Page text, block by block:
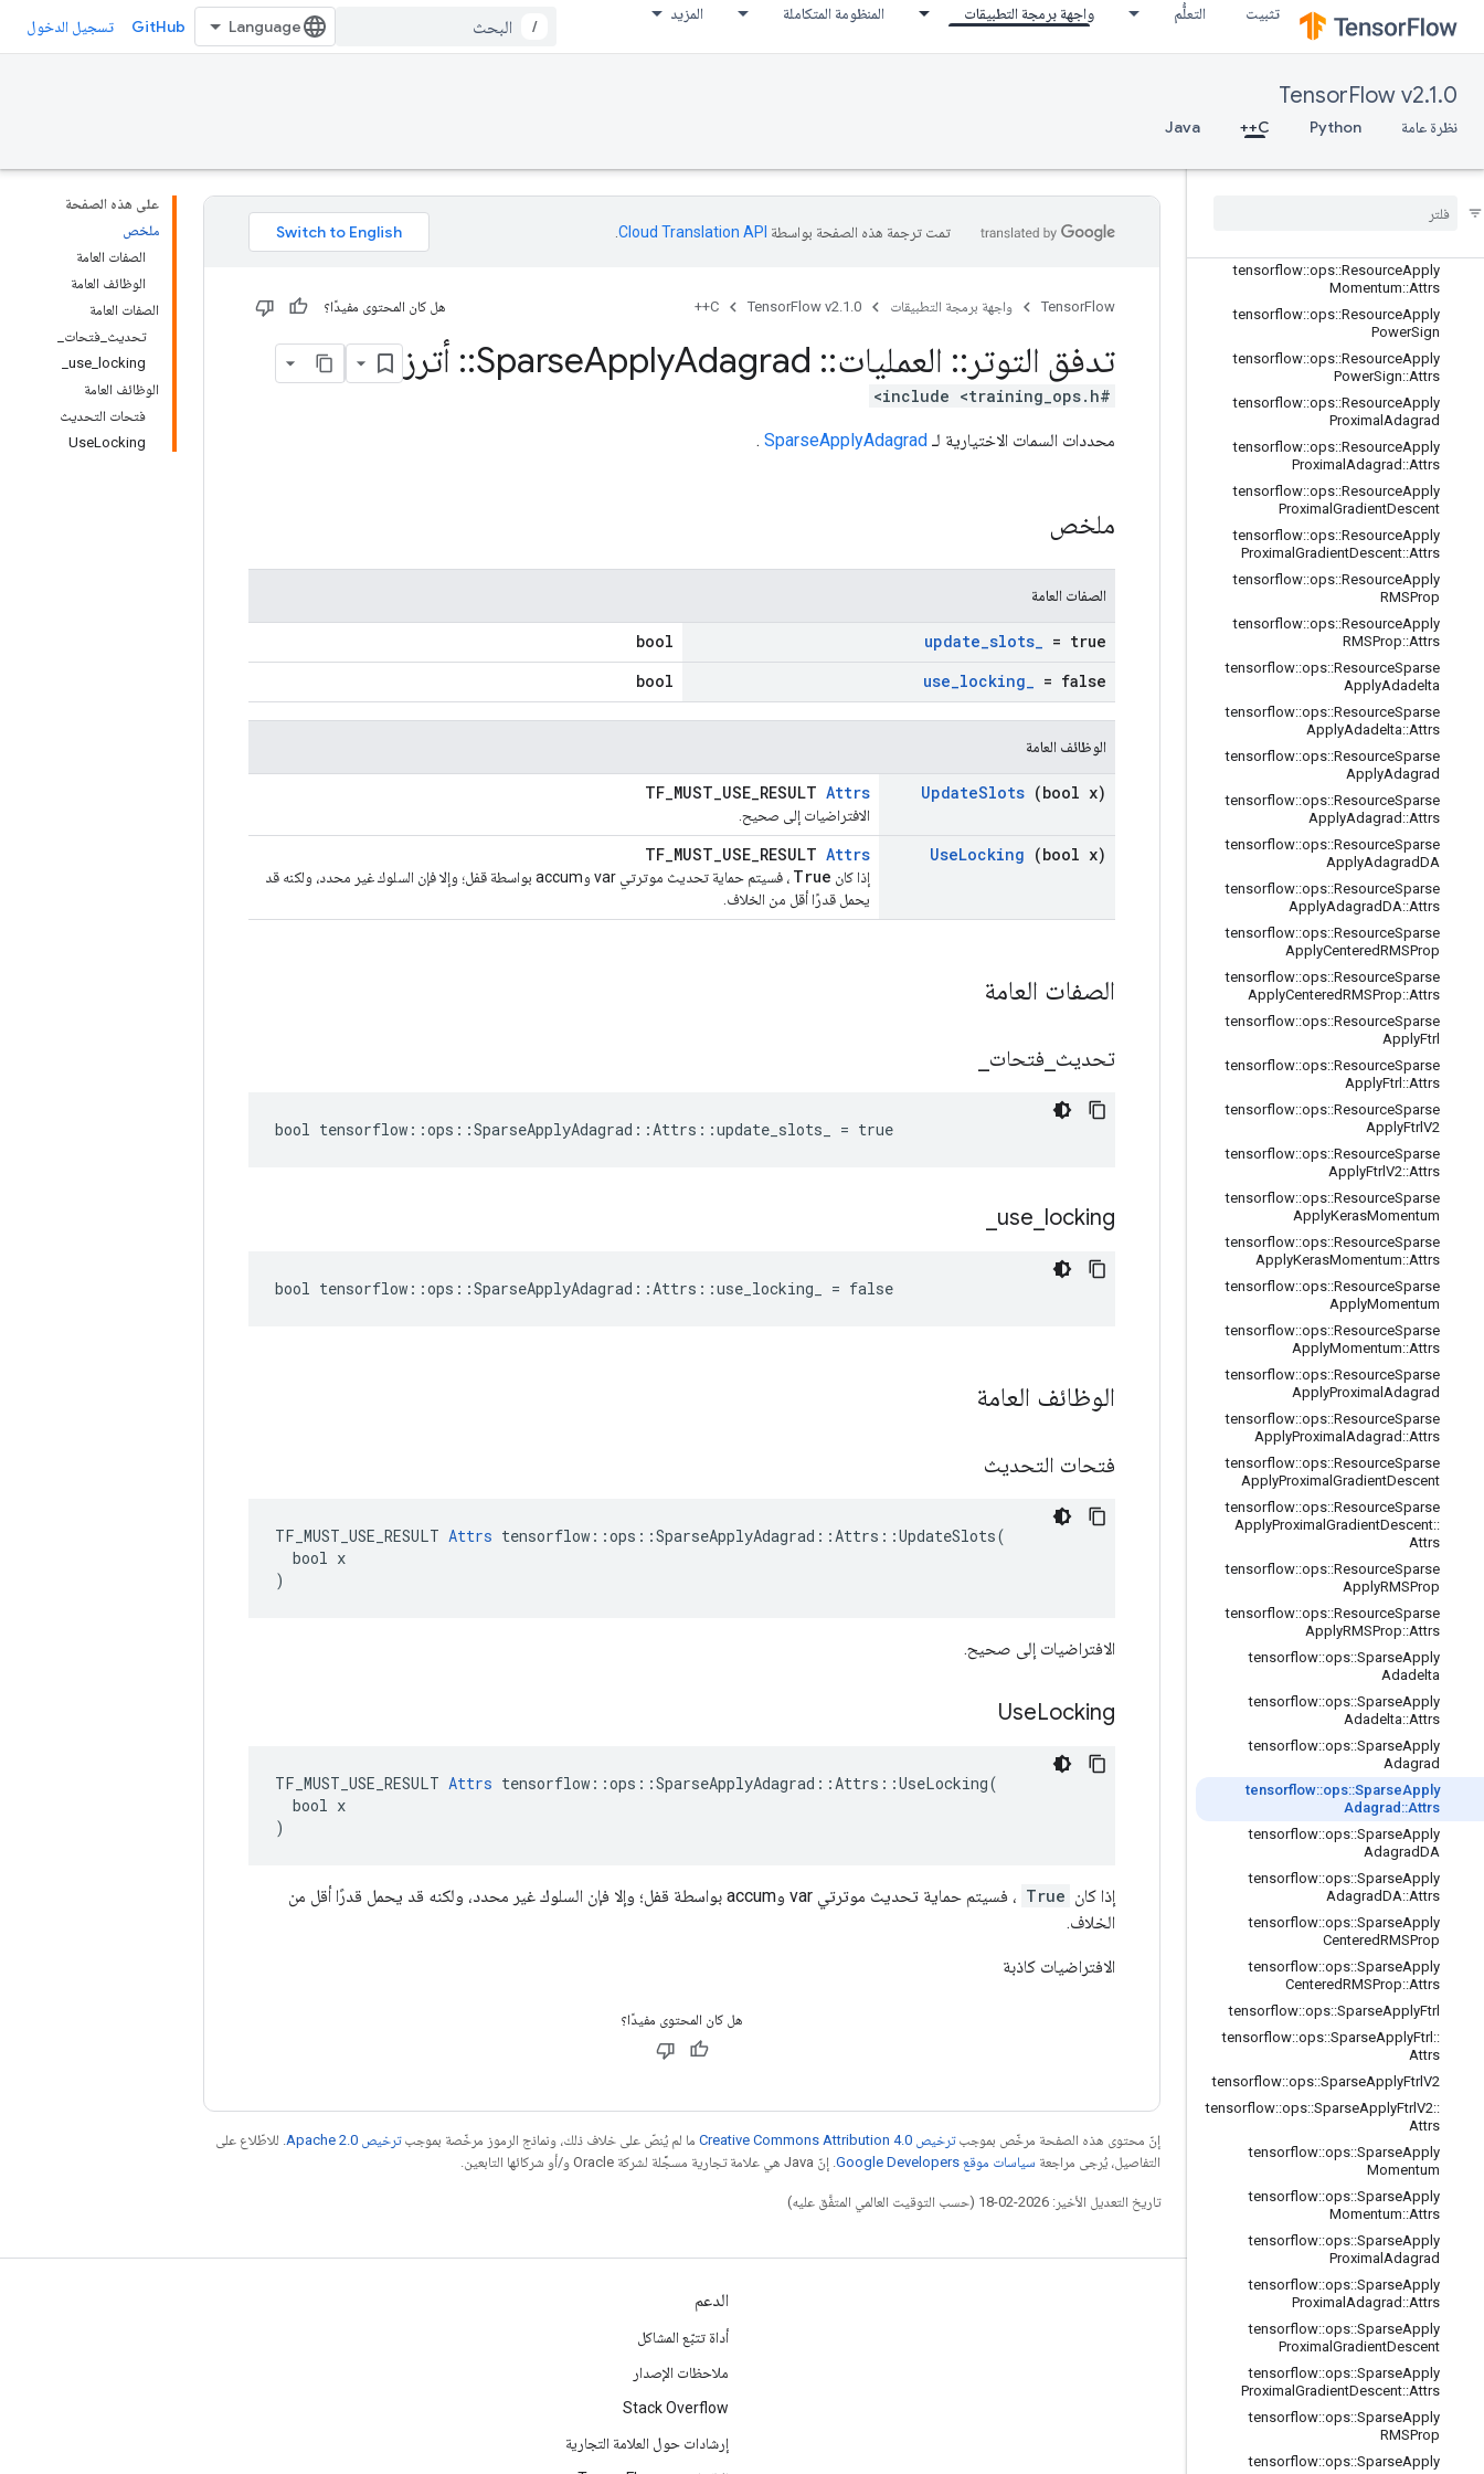
تثبيت التعلُّم واجهة برمجة التطبيقات المنظومة المتكاملة المزيد
/
GitHub تسجيل الدخول
TensorFlow v2.1.0
نظرة عامة Python
C++
Java
2::Attrs
tensorflow::ops::ResourceApplyGra
tensorflow::ops::ResourceApplyGra
tensorflow
ops::Resource Apply
Apply
tensorflow::ops::ResourceApply
Momentum::Attrs
tensorflow::ops::ResourceApply
PowerSign
tensorflow::ops::ResourceApply
PowerSign::Attrs
tensorflow::ops::ResourceApply
Proximal Adagrad
tensorflow::ops::ResourceApply
Proximal Adagrad ::Attrs
tensorflow::ops::ResourceApply
Proximal GradientDescent
tensorflow::ops::ResourceApply
Proximal GradientDescent::Attrs
tensorflow::ops::ResourceApply
RMSProp
tensorflow::ops::ResourceApply
RMSProp::Attrs
tensorflow::ops::ResourceSparse
ApplyAdadelta
tensorflow::ops::ResourceSparse
ApplyAdadelta::Attrs
tensorflow::ops::ResourceSparse
ApplyAdagrad
tensorflow::ops::ResourceSparse
ApplyAdagrad ::Attrs
tensorflow::ops::ResourceSparse
ApplyAdagradDA
tensorflow::ops::ResourceSparse
ApplyAdagradDA::Attrs
tensorflow::ops::ResourceSparse
ApplyCenteredRMSProp
tensorflow::ops::ResourceSparse
ApplyCenteredRMSProp::Attrs
tensorflow::ops::ResourceSparse
ApplyFtrl
tensorflow::ops::ResourceSparse
ApplyFtrl ::Attrs
tensorflow::ops::ResourceSparse
ApplyFtrlV2
tensorflow::ops::ResourceSparse
ApplyFtrlV2::Attrs
tensorflow::ops::ResourceSparse
ApplyKerasMomentum
tensorflow::ops::ResourceSparse
ApplyKerasMomentum::Attrs
tensorflow::ops::ResourceSparse
ApplyMomentum
tensorflow::ops::ResourceSparse
ApplyMomentum::Attrs
tensorflow::ops::ResourceSparse
ApplyProximal Adagrad
tensorflow::ops::ResourceSparse
ApplyProximal Adagrad ::Attrs
tensorflow::ops::ResourceSparse
ApplyProximal GradientDescent
tensorflow::ops::ResourceSparse
ApplyProximal GradientDescent::
Attrs
tensorflow::ops::ResourceSparse
ApplyRMSProp
tensorflow::ops::ResourceSparse
ApplyRMSProp::Attrs
tensorflow::ops::SparseApply
Adadelta
tensorflow::ops::SparseApply
Adadelta::Attrs
tensorflow::ops::SparseApply
Adagrad
tensorflow::ops::SparseApply
Adagrad ::Attrs
tensorflow::ops::SparseApply
AdagradDA
tensorflow::ops::SparseApply
AdagradDA::Attrs
tensorflow::ops::SparseApply
CenteredRMSProp
tensorflow::ops::SparseApply
CenteredRMSProp::Attrs
tensorflow::ops::SparseApplyFtrl
tensorflow::ops::SparseApplyFtrl ::
Attrs
tensorflow::ops::SparseApplyFtrlV2
tensorflow::ops::SparseApplyFtrlV2::
Attrs
tensorflow::ops::SparseApply
Momentum
tensorflow::ops::SparseApply
Momentum::Attrs
tensorflow::ops::SparseApply
Proximal Adagrad
tensorflow::ops::SparseApply
Proximal Adagrad ::Attrs
tensorflow::ops::SparseApply
Proximal GradientDescent
tensorflow::ops::SparseApply
Proximal GradientDescent::Attrs
tensorflow::ops::SparseApply
RMSProp
tensorflow::ops::SparseApply
على هذه الصفحة
ملخص
الصفات العامة
الوظائف العامة
الصفات العامة
تحديث_فتحات_
use_locking_
الوظائف العامة
فتحات التحديث
UseLocking
تمت ترجمة هذه الصفحة بواسطة Cloud Translation API‏
TensorFlow واجهة برمجة التطبيقات TensorFlow v2.1.0
C++ هل كان المحتوى مفيدًا؟
تدفق التوتر :: العمليات::
ApplyAdagrad
:: أترز
#include <training_ops.h>
محددات السمات الاختيارية لـ SparseApplyAdagrad
.
ملخص
الصفات العامة
update_slots_ = true
bool
use_locking_ = false
bool
الوظائف العامة
UpdateSlots (bool x)
TF_MUST_USE_RESULT Attrs
الافتراضيات إلى صحيح.
UseLocking (bool x)
TF_MUST_USE_RESULT Attrs
إذا كان True
، فسيتم حماية تحديث موترتي var وaccum بواسطة قفل؛ وإلا فإن السلوك غير محدد، ولكنه قد
يحمل قدرًا أقل من الخلاف.
الصفات العامة
تحديث فتحات
bool tensorflow::ops::SparseApplyAdagrad::Attrs::update_slots_ = true
use locking
bool tensorflow::ops::SparseApplyAdagrad::Attrs::use_locking_ = false
الوظائف العامة
فتحات التحديث
TF_MUST_USE_RESULT Attrs tensorflow::ops::SparseApplyAdagrad::Attrs::UpdateSlots(
  bool x
)
الافتراضيات إلى صحيح.
UseLocking
TF_MUST_USE_RESULT Attrs tensorflow::ops::SparseApplyAdagrad::Attrs::UseLocking(
  bool x
)
إذا كان True
، فسيتم حماية تحديث موترتي var وaccum بواسطة قفل؛ وإلا فإن السلوك غير محدد، ولكنه قد يحمل قدرًا أقل من
الخلاف.
الافتراضيات كاذبة
هل كان المحتوى مفيدًا؟
إنّ محتوى هذه الصفحة مرخّص بموجبترخيص Creative Commons Attribution 4.0‏ ما لم يُنصّ على خلاف ذلك، ونماذج الرموز مرخّصة بموجبترخيص Apache 2.0‏
. للاطّلاع على
التفاصيل، يُرجى مراجعة سياسات موقع Google Developers‏ . إنّ Java هي علامة تجارية مسجَّلة لشركة Oracle و/أو شركائها التابعين.
تاريخ التعديل الأخير: 2026-02-18 (حسب التوقيت العالمي المتفَّق عليه)
التواصل الاجتماعي
المدوّنة
المنتدى
GitHub
Twitter
الدعم
أداة تتبّع المشاكل
ملاحظات الإصدار
Stack Overflow
إرشادات حول العلامة التجارية